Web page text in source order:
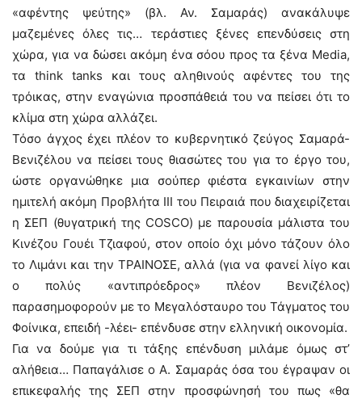
«αφέντης ψεύτης» (βλ. Αν. Σαμαράς) ανακάλυψε
μαζεμένες όλες τις… τεράστιες ξένες επενδύσεις στη
χώρα, για να δώσει ακόμη ένα σόου προς τα ξένα Media,
τα think tanks και τους αληθινούς αφέντες του της
τρόικας, στην εναγώνια προσπάθειά του να πείσει ότι το
κλίμα στη χώρα αλλάζει.
Τόσο άγχος έχει πλέον το κυβερνητικό ζεύγος Σαμαρά-
Βενιζέλου να πείσει τους θιασώτες του για το έργο του,
ώστε οργανώθηκε μια σούπερ φιέστα εγκαινίων στην
ημιτελή ακόμη Προβλήτα ΙΙΙ του Πειραιά που διαχειρίζεται
η ΣΕΠ (θυγατρική της COSCO) με παρουσία μάλιστα του
Κινέζου Γουέι Τζιαφού, στον οποίο όχι μόνο τάζουν όλο
το Λιμάνι και την ΤΡΑΙΝΟΣΕ, αλλά (για να φανεί λίγο και
ο πολύς «αντιπρόεδρος» πλέον Βενιζέλος)
παρασημοφορούν με το Μεγαλόσταυρο του Τάγματος του
Φοίνικα, επειδή -λέει- επένδυσε στην ελληνική οικονομία.
Για να δούμε για τι τάξης επένδυση μιλάμε όμως στ’
αλήθεια… Παπαγάλισε ο Α. Σαμαράς όσα του έγραψαν οι
επικεφαλής της ΣΕΠ στην προσφώνησή του πως «θα